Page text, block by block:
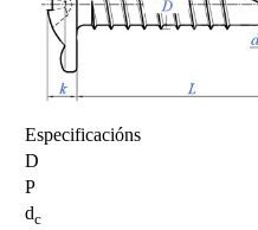
Especificacións
D
P
dc